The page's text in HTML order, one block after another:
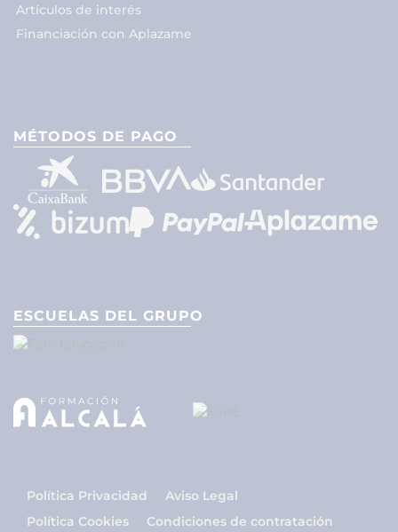
Artículos de interés
Financiación con Aplazame
MÉTODOS DE PAGO
ESCUELAS DEL GRUPO
Política Privacidad
Aviso Legal
Política Cookies
Condiciones de contratación